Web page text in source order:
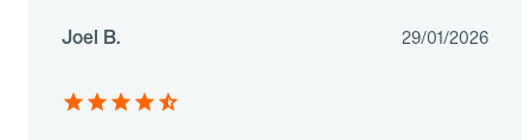
Joel B. 29/01/2026